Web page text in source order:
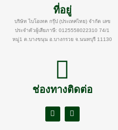
ที่อยู่
บริษัท ไบโอเทค กรุ๊ป (ประเทศไทย) จำกัด เลข
ประจำตัวผู้เสียภาษี: 0125558022310 74/1
หมู่1 ต.บางขนุน อ.บางกรวย จ.นนทบุรี 11130
ช่องทางติดต่อ